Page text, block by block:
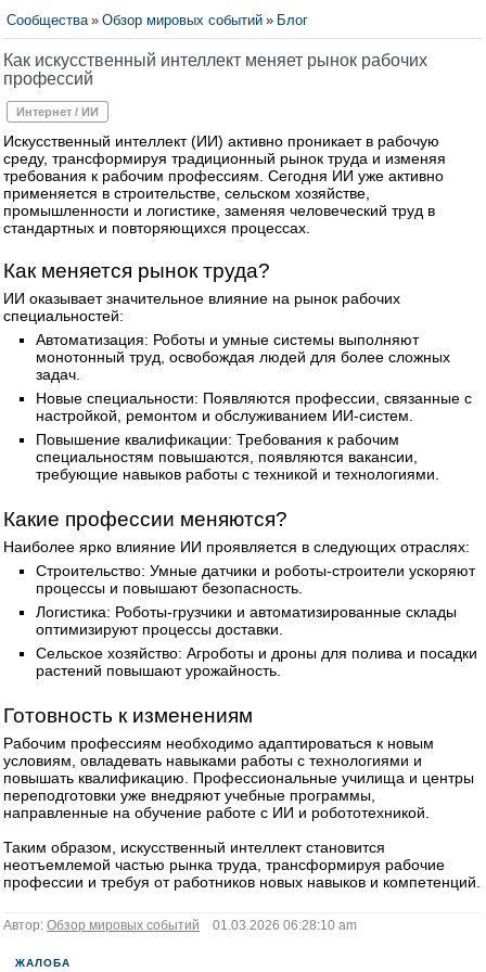
Сообщества » Обзор мировых событий » Блог
Как искусственный интеллект меняет рынок рабочих
профессий
Интернет / ИИ
Искусственный интеллект (ИИ) активно проникает в рабочую
среду, трансформируя традиционный рынок труда и изменяя
требования к рабочим профессиям. Сегодня ИИ уже активно
применяется в строительстве, сельском хозяйстве,
промышленности и логистике, заменяя человеческий труд в
стандартных и повторяющихся процессах.
Как меняется рынок труда?
ИИ оказывает значительное влияние на рынок рабочих
специальностей:
Автоматизация: Роботы и умные системы выполняют
монотонный труд, освобождая людей для более сложных
задач.
Новые специальности: Появляются профессии, связанные с
настройкой, ремонтом и обслуживанием ИИ-систем.
Повышение квалификации: Требования к рабочим
специальностям повышаются, появляются вакансии,
требующие навыков работы с техникой и технологиями.
Какие профессии меняются?
Наиболее ярко влияние ИИ проявляется в следующих отраслях:
Строительство: Умные датчики и роботы-строители ускоряют
процессы и повышают безопасность.
Логистика: Роботы-грузчики и автоматизированные склады
оптимизируют процессы доставки.
Сельское хозяйство: Агроботы и дроны для полива и посадки
растений повышают урожайность.
Готовность к изменениям
Рабочим профессиям необходимо адаптироваться к новым
условиям, овладевать навыками работы с технологиями и
повышать квалификацию. Профессиональные училища и центры
переподготовки уже внедряют учебные программы,
направленные на обучение работе с ИИ и робототехникой.
Таким образом, искусственный интеллект становится
неотъемлемой частью рынка труда, трансформируя рабочие
профессии и требуя от работников новых навыков и компетенций.
Автор: Обзор мировых событий 01.03.2026 06:28:10 am
ЖАЛОБА